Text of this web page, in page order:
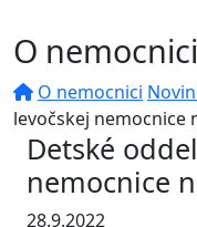
O nemocnici
O nemocnici
levočskej nemocnice
Detské
nemocnice
28.9.2022